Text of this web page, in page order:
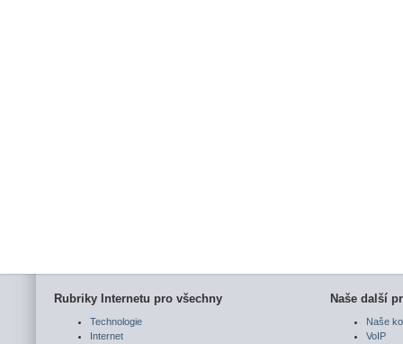
Rubriky Internetu pro všechny
Technologie
Internet
Naše další
Naše
VoIP